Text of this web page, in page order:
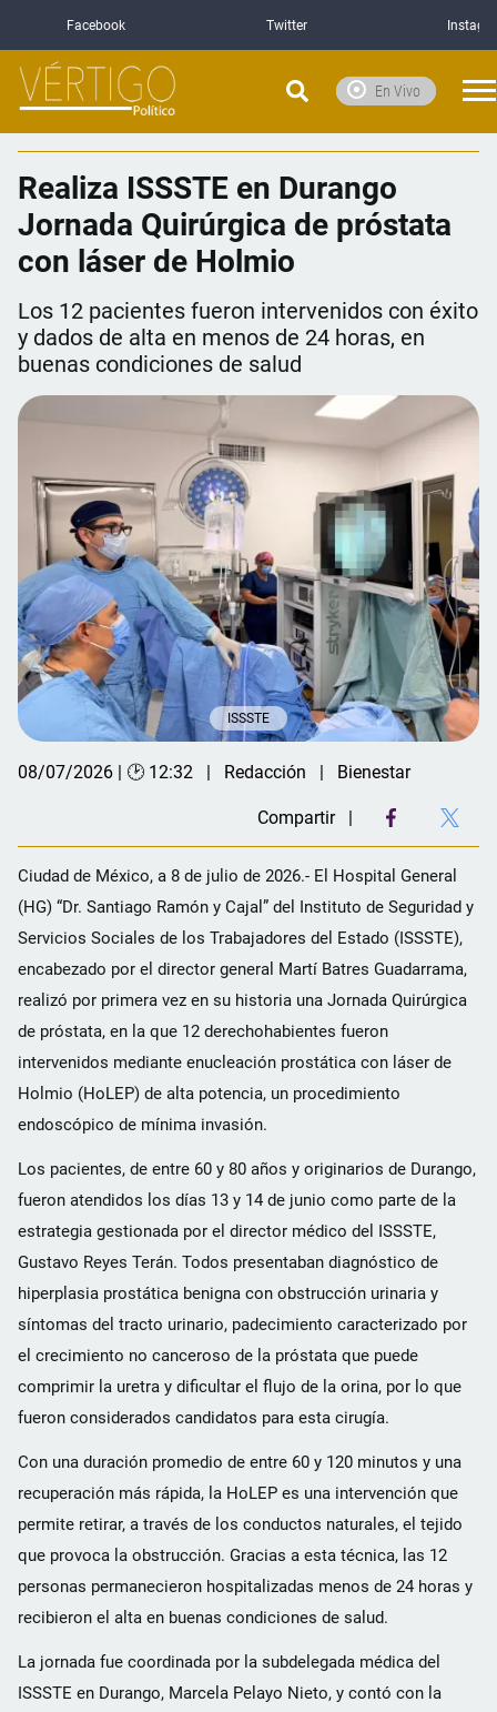
Facebook Twitter
En Vivo
Realiza ISSSTE en Durango
Jornada Quirúrgica de próstata
con láser de Holmio
Los 12 pacientes fueron intervenidos con éxito
y dados de alta en menos de 24 horas, en
buenas condiciones de salud
ISSSTE
08/07/2026 | 🕑 12:32 Redacción Bienestar
Compartir
Ciudad de México, a 8 de julio de 2026.- El Hospital General
(HG) “Dr. Santiago Ramón y Cajal” del Instituto de Seguridad y
Servicios Sociales de los Trabajadores del Estado (ISSSTE),
encabezado por el director general Martí Batres Guadarrama,
realizó por primera vez en su historia una Jornada Quirúrgica
de próstata, en la que 12 derechohabientes fueron
intervenidos mediante enucleación prostática con láser de
Holmio (HoLEP) de alta potencia, un procedimiento
endoscópico de mínima invasión.
Los pacientes, de entre 60 y 80 años y originarios de Durango,
fueron atendidos los días 13 y 14 de junio como parte de la
estrategia gestionada por el director médico del ISSSTE,
Gustavo Reyes Terán. Todos presentaban diagnóstico de
hiperplasia prostática benigna con obstrucción urinaria y
síntomas del tracto urinario, padecimiento caracterizado por
el crecimiento no canceroso de la próstata que puede
comprimir la uretra y dificultar el flujo de la orina, por lo que
fueron considerados candidatos para esta cirugía.
Con una duración promedio de entre 60 y 120 minutos y una
recuperación más rápida, la HoLEP es una intervención que
permite retirar, a través de los conductos naturales, el tejido
que provoca la obstrucción. Gracias a esta técnica, las 12
personas permanecieron hospitalizadas menos de 24 horas y
recibieron el alta en buenas condiciones de salud.
La jornada fue coordinada por la subdelegada médica del
ISSSTE en Durango, Marcela Pelayo Nieto, y contó con la